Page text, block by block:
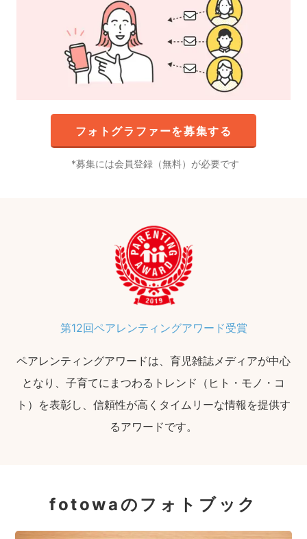
フォトグラファーを募集する
募集には会員登録（無料）が必要です
第12回ペアレンティングアワード受賞
ペアレンティングアワードは、育児雑誌メディアが中心
となり、子育てにまつわるトレンド（ヒト・モノ・コ
ト）を表彰し、信頼性が高くタイムリーな情報を提供す
るアワードです。
fotowaのフォトブック